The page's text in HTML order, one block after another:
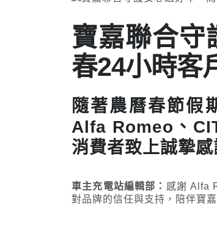
寶嘉聯合守
春24小時客
隨著農曆春節假
Alfa Romeo、
消費者致上誠摯感
車主充電站編輯部： 感謝 Alfa
對品牌的信任與支持，陪伴寶